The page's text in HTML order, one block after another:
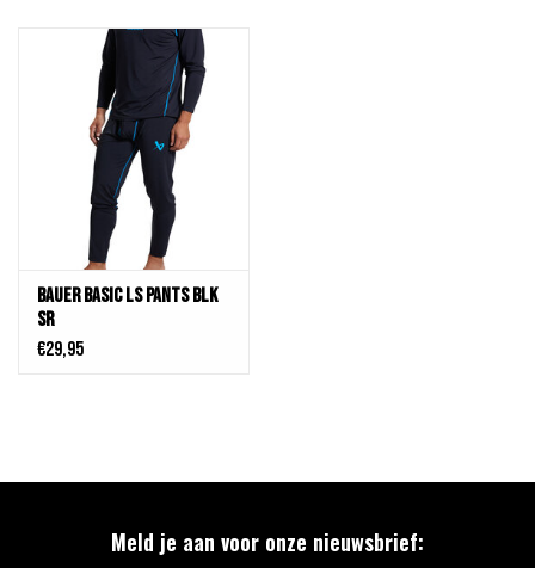
Bauer Basic LS Pants BLK
SR
€29,95
Meld je aan voor onze nieuwsbrief: